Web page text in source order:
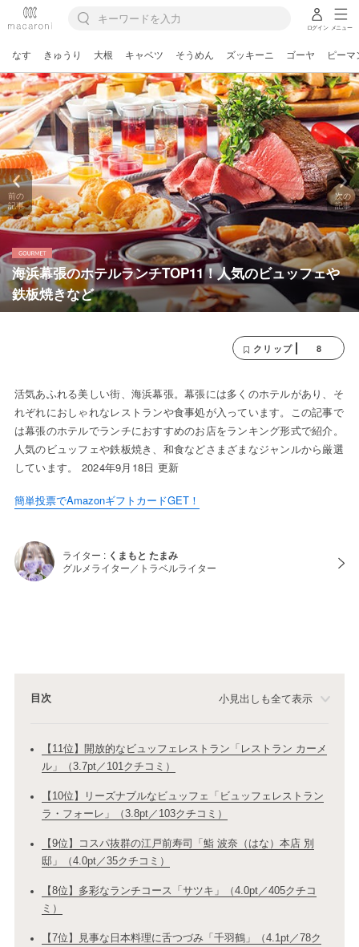
ログイン メニュー
なす きゅうり 大根 キャベツ そうめん ズッキーニ ゴーヤ ピーマ
海浜幕張のホテルランチTOP11！人気のビュッフェや
鉄板焼きなど
前の
記事
次の
記事
クリップ 8
活気あふれる美しい街、海浜幕張。幕張には多くのホテルがあり、そ
れぞれにおしゃれなレストランや食事処が入っています。この記事で
は幕張のホテルでランチにおすすめのお店をランキング形式で紹介。
人気のビュッフェや鉄板焼き、和食などさまざまなジャンルから厳選
しています。 2024年9月18日 更新
簡単投票でAmazonギフトカードGET！
ライター : くまもと たまみ
グルメライター／トラベルライター
目次 小見出しも全て表示
【11位】開放的なビュッフェレストラン「レストラン カーメ
ル」（3.7pt／101クチコミ）
【10位】リーズナブルなビュッフェ「ビュッフェレストラン
ラ・フォーレ」（3.8pt／103クチコミ）
【9位】コスパ抜群の江戸前寿司「鮨 波奈（はな）本店 別
邸」（4.0pt／35クチコミ）
【8位】多彩なランチコース「サツキ」（4.0pt／405クチコ
ミ）
【7位】見事な日本料理に舌つづみ「千羽鶴」（4.1pt／78ク